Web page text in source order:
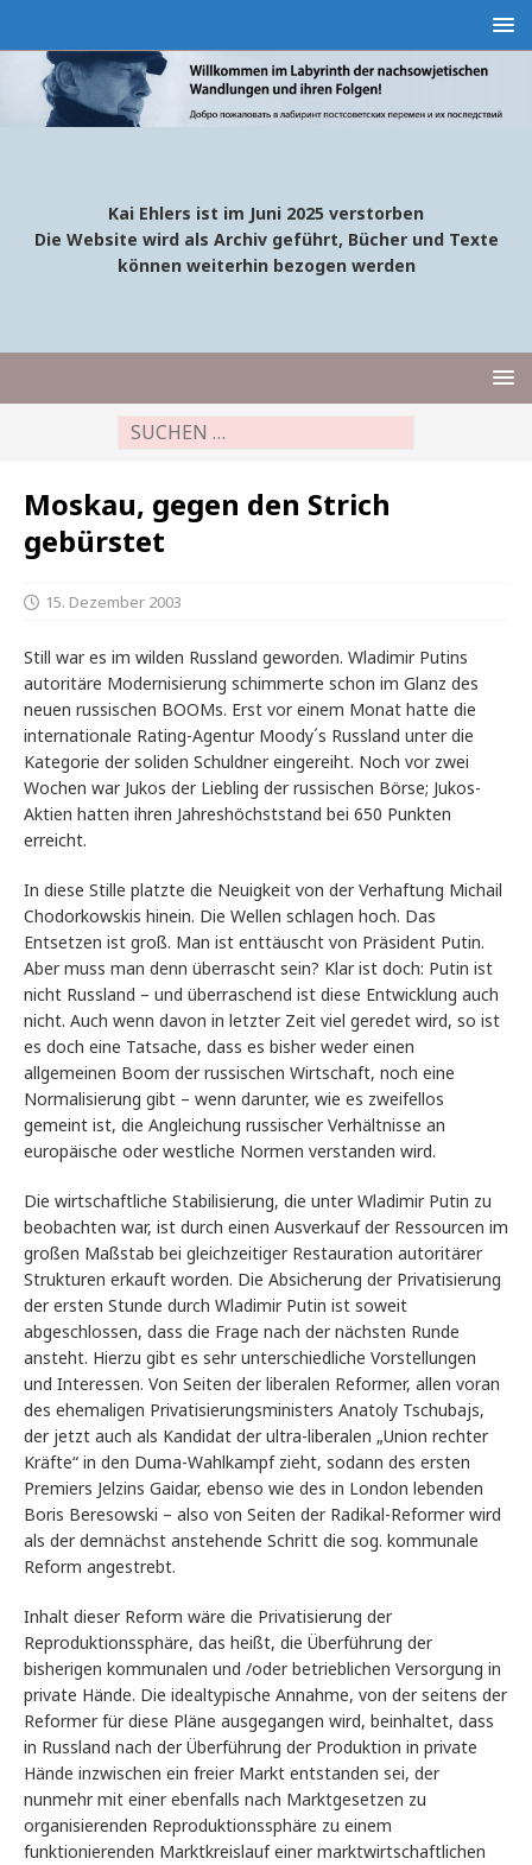
Kai Ehlers ist im Juni 2025 verstorben
Die Website wird als Archiv geführt, Bücher und Texte
können weiterhin bezogen werden
Moskau, gegen den Strich
gebürstet
15. Dezember 2003
Still war es im wilden Russland geworden. Wladimir Putins
autoritäre Modernisierung schimmerte schon im Glanz des
neuen russischen BOOMs. Erst vor einem Monat hatte die
internationale Rating-Agentur Moody´s Russland unter die
Kategorie der soliden Schuldner eingereiht. Noch vor zwei
Wochen war Jukos der Liebling der russischen Börse; Jukos-
Aktien hatten ihren Jahreshöchststand bei 650 Punkten
erreicht.
In diese Stille platzte die Neuigkeit von der Verhaftung Michail
Chodorkowskis hinein. Die Wellen schlagen hoch. Das
Entsetzen ist groß. Man ist enttäuscht von Präsident Putin.
Aber muss man denn überrascht sein? Klar ist doch: Putin ist
nicht Russland – und überraschend ist diese Entwicklung auch
nicht. Auch wenn davon in letzter Zeit viel geredet wird, so ist
es doch eine Tatsache, dass es bisher weder einen
allgemeinen Boom der russischen Wirtschaft, noch eine
Normalisierung gibt – wenn darunter, wie es zweifellos
gemeint ist, die Angleichung russischer Verhältnisse an
europäische oder westliche Normen verstanden wird.
Die wirtschaftliche Stabilisierung, die unter Wladimir Putin zu
beobachten war, ist durch einen Ausverkauf der Ressourcen im
großen Maßstab bei gleichzeitiger Restauration autoritärer
Strukturen erkauft worden. Die Absicherung der Privatisierung
der ersten Stunde durch Wladimir Putin ist soweit
abgeschlossen, dass die Frage nach der nächsten Runde
ansteht. Hierzu gibt es sehr unterschiedliche Vorstellungen
und Interessen. Von Seiten der liberalen Reformer, allen voran
des ehemaligen Privatisierungsministers Anatoly Tschubajs,
der jetzt auch als Kandidat der ultra-liberalen „Union rechter
Kräfte“ in den Duma-Wahlkampf zieht, sodann des ersten
Premiers Jelzins Gaidar, ebenso wie des in London lebenden
Boris Beresowski – also von Seiten der Radikal-Reformer wird
als der demnächst anstehende Schritt die sog. kommunale
Reform angestrebt.
Inhalt dieser Reform wäre die Privatisierung der
Reproduktionssphäre, das heißt, die Überführung der
bisherigen kommunalen und /oder betrieblichen Versorgung in
private Hände. Die idealtypische Annahme, von der seitens der
Reformer für diese Pläne ausgegangen wird, beinhaltet, dass
in Russland nach der Überführung der Produktion in private
Hände inzwischen ein freier Markt entstanden sei, der
nunmehr mit einer ebenfalls nach Marktgesetzen zu
organisierenden Reproduktionssphäre zu einem
funktionierenden Marktkreislauf einer marktwirtschaftlichen